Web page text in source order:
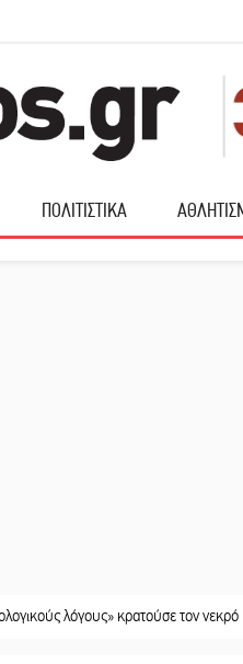
ΠΟΛΙΤΙΣΤΙΚΑ
κρατούσε τον νεκρό πατέρα